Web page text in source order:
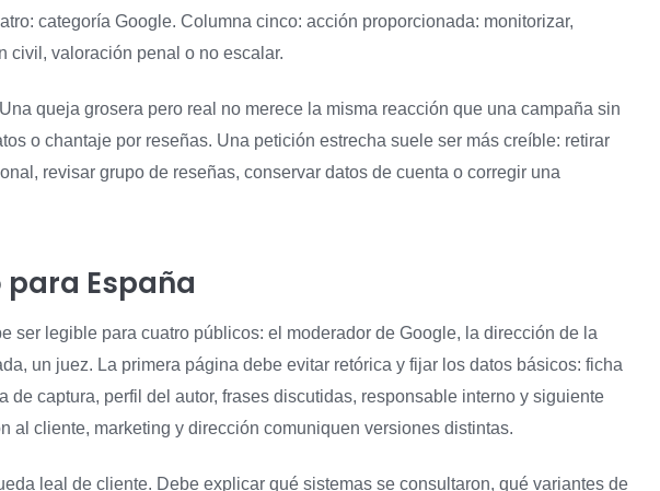
categoría Google. Columna cinco: acción proporcionada: monitorizar,
civil, valoración penal o no escalar.
queja grosera pero real no merece la misma reacción que una campaña sin
o chantaje por reseñas. Una petición estrecha suele ser más creíble: retirar
revisar grupo de reseñas, conservar datos de cuenta o corregir una
España
ser legible para cuatro públicos: el moderador de Google, la dirección de la
un juez. La primera página debe evitar retórica y fijar los datos básicos: ficha
de captura, perfil del autor, frases discutidas, responsable interno y siguiente
al cliente, marketing y dirección comuniquen versiones distintas.
leal de cliente. Debe explicar qué sistemas se consultaron, qué variantes de